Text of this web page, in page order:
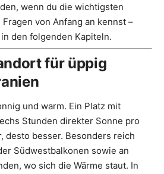
wenn du die wichtigsten
von Anfang an kennst –
den folgenden Kapiteln.
für üppig
und warm. Ein Platz mit
Stunden direkter Sonne pro
desto besser. Besonders reich
Südwestbalkonen sowie an
wo sich die Wärme staut. In